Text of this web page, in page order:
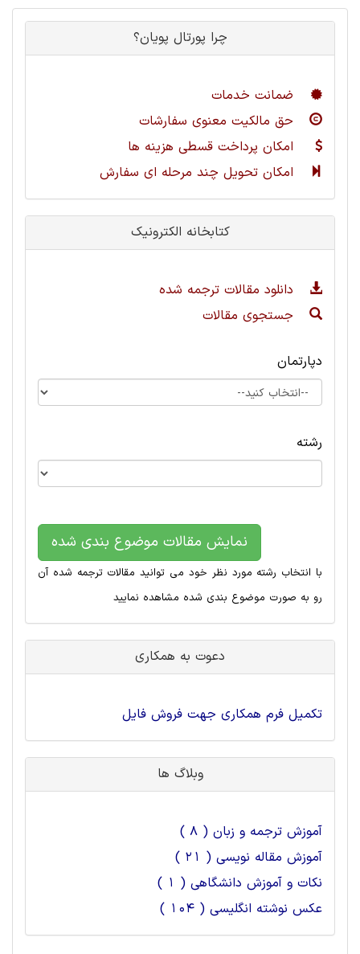
چرا پورتال پویان؟
ضمانت خدمات
حق مالکیت معنوی سفارشات
امکان پرداخت قسطی هزینه ها
امکان تحویل چند مرحله ای سفارش
کتابخانه الکترونیک
دانلود مقالات ترجمه شده
جستجوی مقالات
دپارتمان
رشته
نمایش مقالات موضوع بندی شده
با انتخاب رشته مورد نظر خود می توانید مقالات ترجمه شده آن
رو به صورت موضوع بندی شده مشاهده نمایید
دعوت به همکاری
تکمیل فرم همکاری جهت فروش فایل
وبلاگ ها
آموزش ترجمه و زبان ( 8 )
آموزش مقاله نویسی ( 21 )
نکات و آموزش دانشگاهی ( 1 )
عکس نوشته انگلیسی ( 104 )